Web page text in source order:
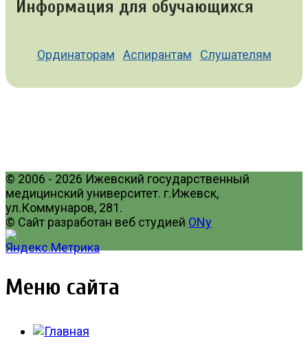
Информация для обучающихся
Ординаторам Аспирантам Слушателям
© 2006 - 2026 Ижевский государственный
медицинский университет. г.Ижевск,
ул.Коммунаров, 281.
© Сайт разработан веб студией ONy
Меню сайта